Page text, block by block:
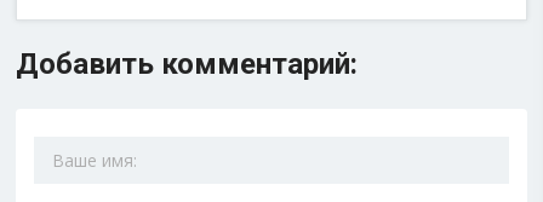
Добавить комментарий: